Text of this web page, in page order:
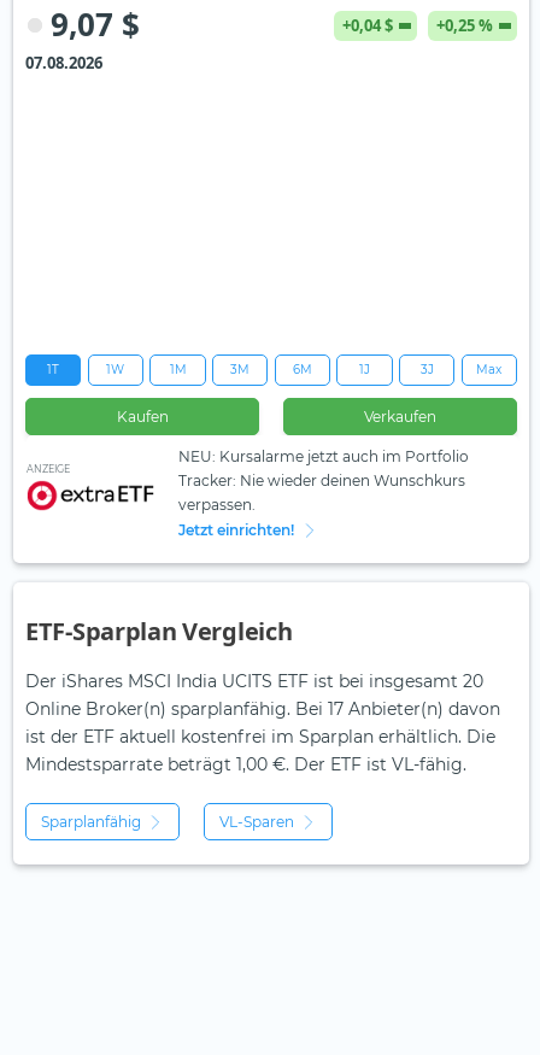
9,07 $ +0,04 $
+0,25 %
07.08.2026
1T 1W 1M 3M 6M 1J 3J Max
Kaufen Verkaufen
ANZEIGE
NEU: Kursalarme jetzt auch im Portfolio
Tracker: Nie wieder deinen Wunschkurs
verpassen.
Jetzt einrichten!
ETF-Sparplan Vergleich
Der iShares MSCI India UCITS ETF ist bei insgesamt 20
Online Broker(n) sparplanfähig. Bei 17 Anbieter(n) davon
ist der ETF aktuell kostenfrei im Sparplan erhältlich. Die
Mindestsparrate beträgt 1,00 €. Der ETF ist VL-fähig.
Sparplanfähig VL-Sparen